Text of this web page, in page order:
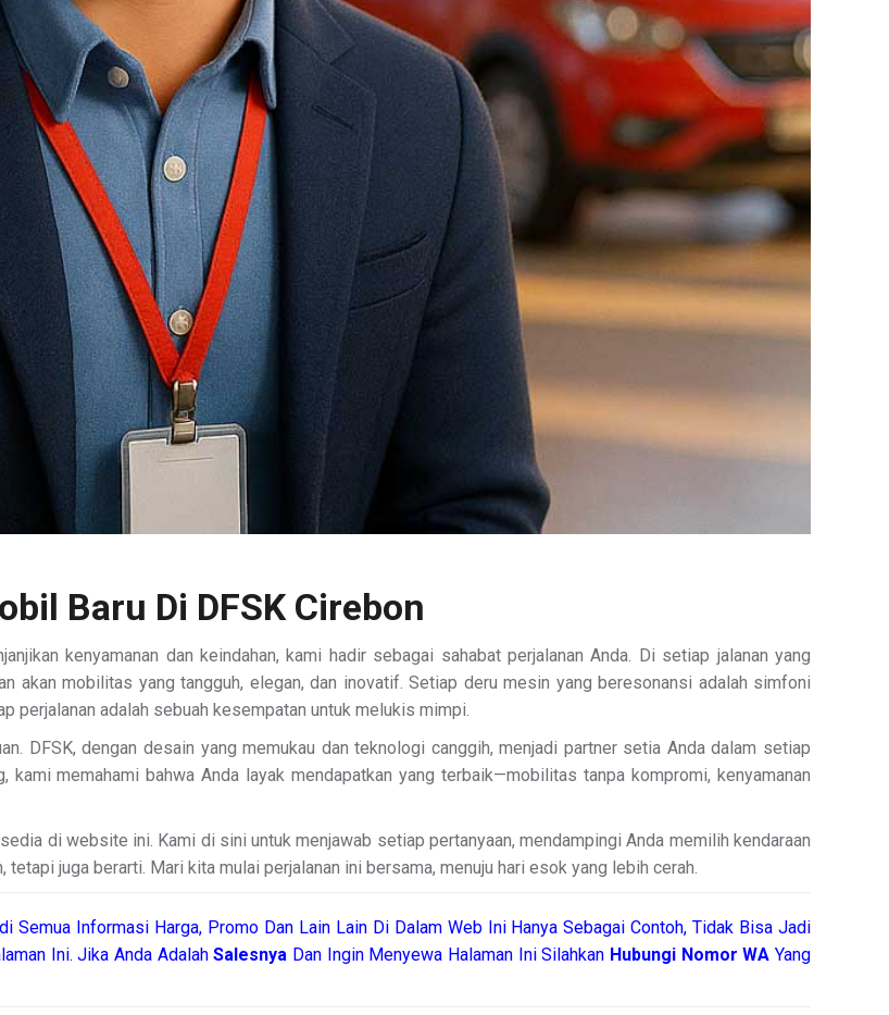
Baru Di DFSK Cirebon
kenyamanan dan keindahan, kami hadir sebagai sahabat perjalanan Anda. Di setiap jalanan yang
akan mobilitas yang tangguh, elegan, dan inovatif. Setiap deru mesin yang beresonansi adalah simfoni
perjalanan adalah sebuah kesempatan untuk melukis mimpi.
DFSK, dengan desain yang memukau dan teknologi canggih, menjadi partner setia Anda dalam setiap
memahami bahwa Anda layak mendapatkan yang terbaik—mobilitas tanpa kompromi, kenyamanan
di website ini. Kami di sini untuk menjawab setiap pertanyaan, mendampingi Anda memilih kendaraan
juga berarti. Mari kita mulai perjalanan ini bersama, menuju hari esok yang lebih cerah.
Semua Informasi Harga, Promo Dan Lain Lain Di Dalam Web Ini Hanya Sebagai Contoh, Tidak Bisa Jadi
Ini. Jika Anda AdalahSalesnya Dan Ingin Menyewa Halaman Ini Silahkan Hubungi Nomor WAYang